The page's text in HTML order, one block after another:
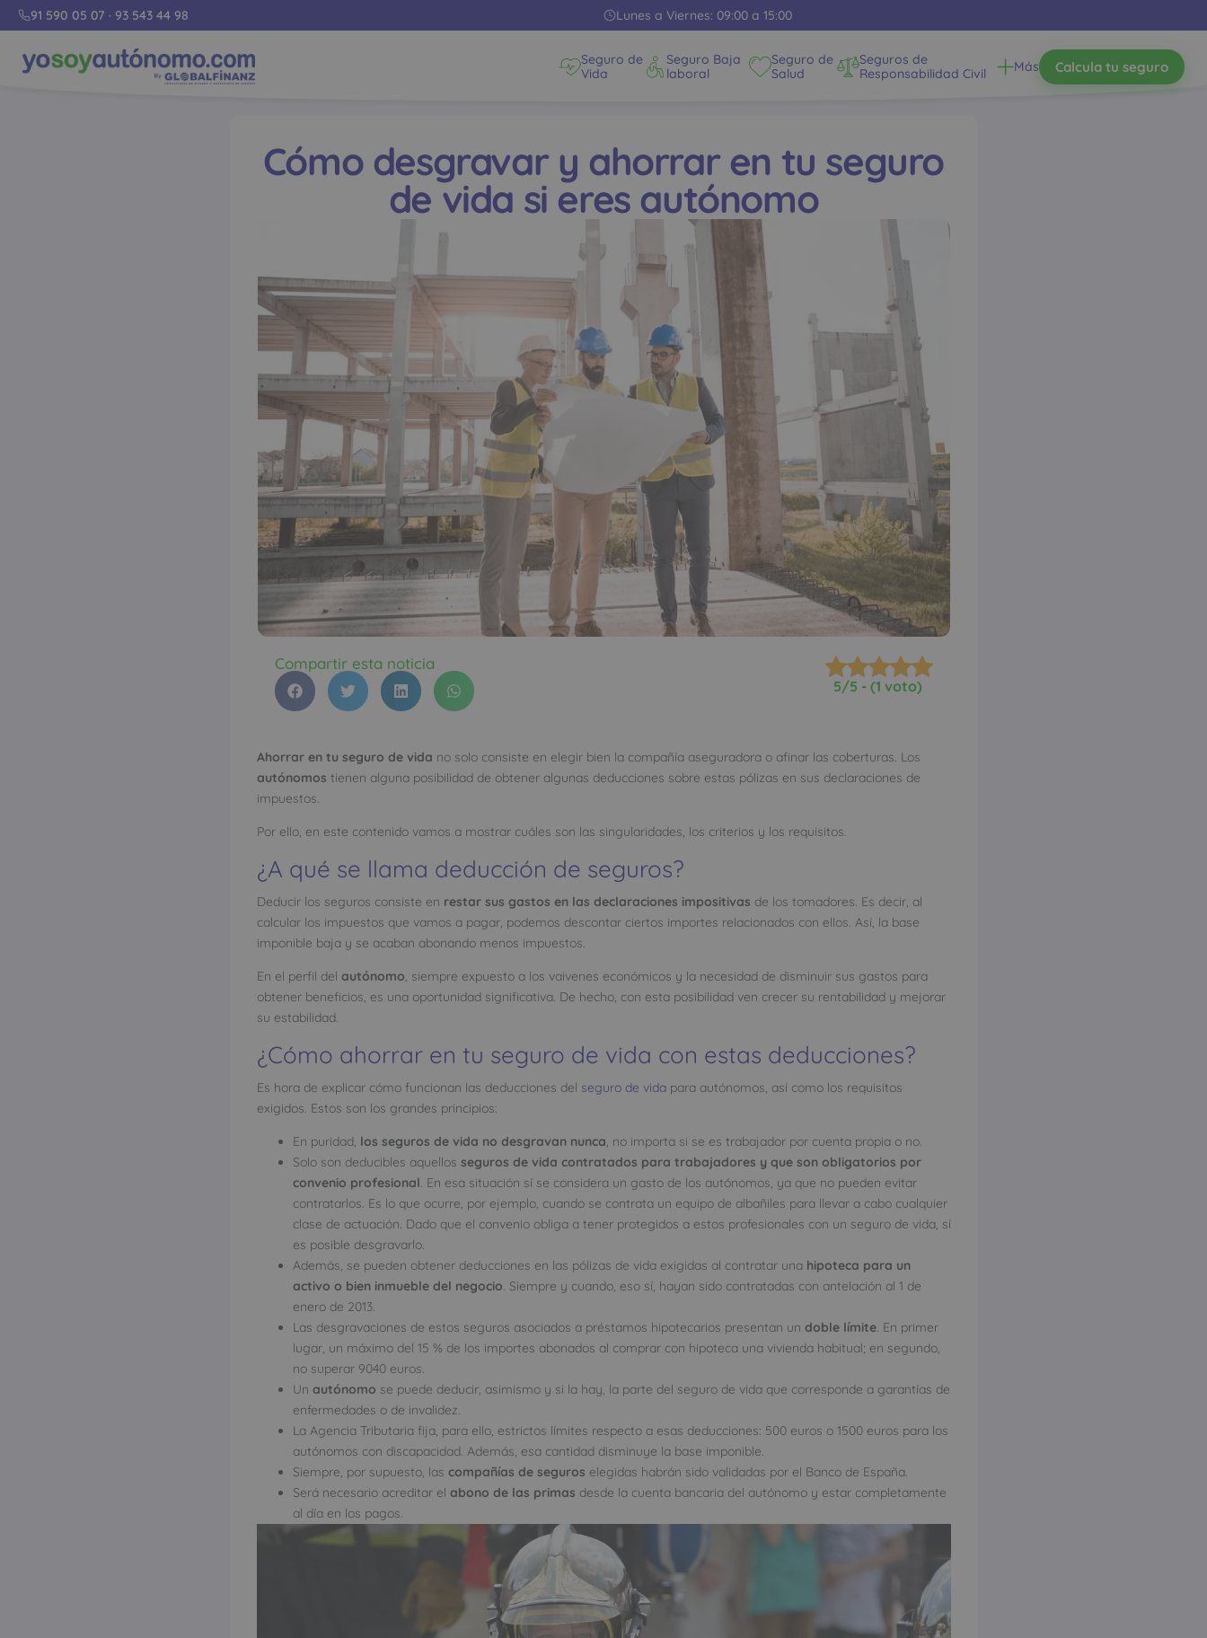
91 590 05 07 · 93 543 44 98 Lunes a Viernes: 09:00 a 15:00
Seguro de
Vida
Seguro Baja
laboral
Seguro de
Salud
Seguros de
Responsabilidad Civil
Más Calcula tu seguro
Cómo desgravar y ahorrar en tu seguro
de vida si eres autónomo
Compartir esta noticia
5/5 - (1 voto)
Ahorrar en tu seguro de vida no solo consiste en elegir bien la compañía aseguradora o afinar las coberturas. Los
autónomos tienen alguna posibilidad de obtener algunas deducciones sobre estas pólizas en sus declaraciones de
impuestos.
Por ello, en este contenido vamos a mostrar cuáles son las singularidades, los criterios y los requisitos.
¿A qué se llama deducción de seguros?
Deducir los seguros consiste en restar sus gastos en las declaraciones impositivas de los tomadores. Es decir, al
calcular los impuestos que vamos a pagar, podemos descontar ciertos importes relacionados con ellos. Así, la base
imponible baja y se acaban abonando menos impuestos.
En el perfil del autónomo, siempre expuesto a los vaivenes económicos y la necesidad de disminuir sus gastos para
obtener beneficios, es una oportunidad significativa. De hecho, con esta posibilidad ven crecer su rentabilidad y mejorar
su estabilidad.
¿Cómo ahorrar en tu seguro de vida con estas deducciones?
Es hora de explicar cómo funcionan las deducciones del seguro de vida para autónomos, así como los requisitos
exigidos. Estos son los grandes principios:
En puridad, los seguros de vida no desgravan nunca, no importa si se es trabajador por cuenta propia o no.
Solo son deducibles aquellos seguros de vida contratados para trabajadores y que son obligatorios por
convenio profesional. En esa situación sí se considera un gasto de los autónomos, ya que no pueden evitar
contratarlos. Es lo que ocurre, por ejemplo, cuando se contrata un equipo de albañiles para llevar a cabo cualquier
clase de actuación. Dado que el convenio obliga a tener protegidos a estos profesionales con un seguro de vida, sí
es posible desgravarlo.
Además, se pueden obtener deducciones en las pólizas de vida exigidas al contratar una hipoteca para un
activo o bien inmueble del negocio. Siempre y cuando, eso sí, hayan sido contratadas con antelación al 1 de
enero de 2013.
Las desgravaciones de estos seguros asociados a préstamos hipotecarios presentan un doble límite. En primer
lugar, un máximo del 15 % de los importes abonados al comprar con hipoteca una vivienda habitual; en segundo,
no superar 9040 euros.
Un autónomo se puede deducir, asimismo y si la hay, la parte del seguro de vida que corresponde a garantías de
enfermedades o de invalidez.
La Agencia Tributaria fija, para ello, estrictos límites respecto a esas deducciones: 500 euros o 1500 euros para los
autónomos con discapacidad. Además, esa cantidad disminuye la base imponible.
Siempre, por supuesto, las compañías de seguros elegidas habrán sido validadas por el Banco de España.
Será necesario acreditar el abono de las primas desde la cuenta bancaria del autónomo y estar completamente
al día en los pagos.